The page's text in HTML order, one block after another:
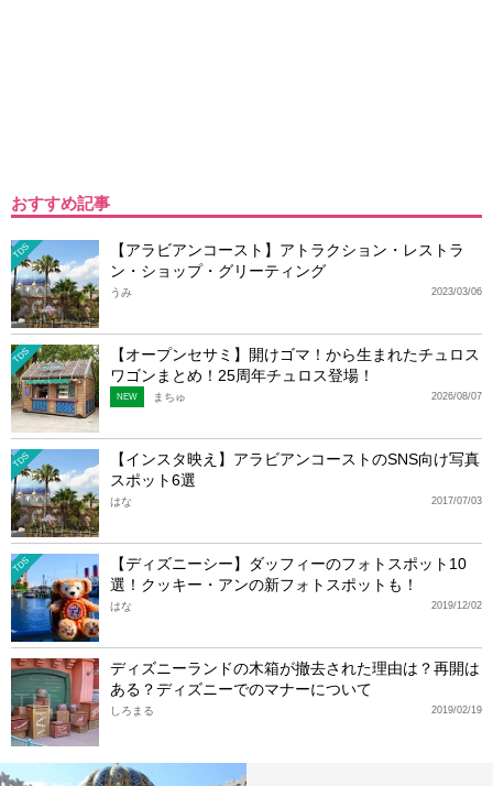
おすすめ記事
TDS
【アラビアンコースト】アトラクション・レストラ
ン・ショップ・グリーティング
2023/03/06
うみ
TDS
【オープンセサミ】開けゴマ！から生まれたチュロス
ワゴンまとめ！25周年チュロス登場！
2026/08/07
NEW まちゅ
TDS
【インスタ映え】アラビアンコーストのSNS向け写真
スポット6選
2017/07/03
はな
TDS
【ディズニーシー】ダッフィーのフォトスポット10
選！クッキー・アンの新フォトスポットも！
2019/12/02
はな
ディズニーランドの木箱が撤去された理由は？再開は
ある？ディズニーでのマナーについて
2019/02/19
しろまる